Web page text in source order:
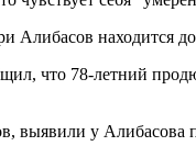
находится
что 78-летний
у Алибасова